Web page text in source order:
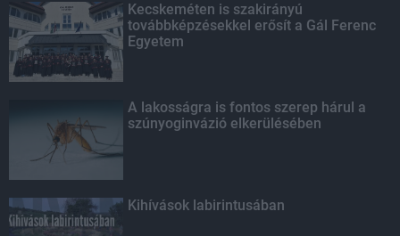
Kecskeméten is szakirányú
továbbképzésekkel erősít a Gál Ferenc
Egyetem
A lakosságra is fontos szerep hárul a
szúnyoginvázió elkerülésében
Kihívások labirintusában